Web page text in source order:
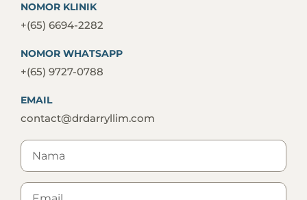
NOMOR KLINIK
+(65) 6694-2282
NOMOR WHATSAPP
+(65) 9727-0788
EMAIL
contact@drdarryllim.com